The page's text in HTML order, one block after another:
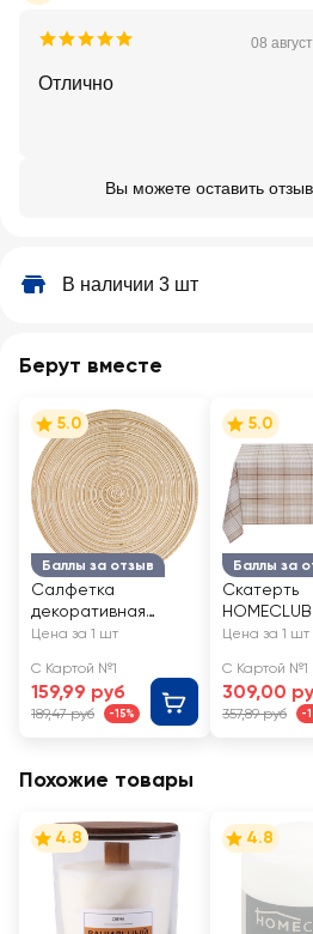
08
Отлично
Вы можете оставить
В наличии 3 шт
Берут вместе
Баллы за отзыв
5.0
Салфетка
декоративная
HOMECLUB цвет
Арт. LF-C2
Цена за 1 шт
С Картой №1
159,99 руб
189,47 руб -15%
Баллы за
5.0
Скатерть
HOMECLUB
140х110см, с
110х140
Цена за 1 шт
С Картой №1
309,00
357,89 руб -
Похожие товары
4.8 4.8